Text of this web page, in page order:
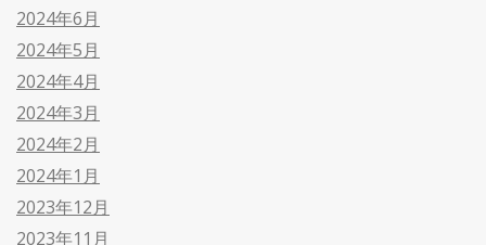
2024年6月
2024年5月
2024年4月
2024年3月
2024年2月
2024年1月
2023年12月
2023年11月